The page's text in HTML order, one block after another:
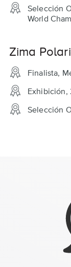
Selección
World
Zima
Finalista,
Exhibición,
Selección